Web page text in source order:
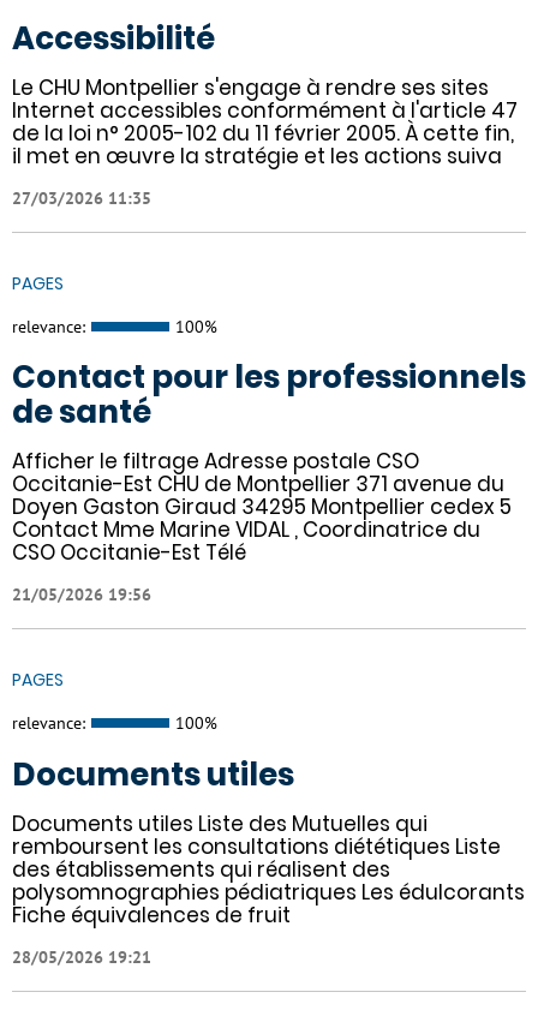
Accessibilité
Le CHU Montpellier s'engage à rendre ses sites
Internet accessibles conformément à l'article 47
de la loi n° 2005-102 du 11 février 2005. À cette fin,
il met en œuvre la stratégie et les actions suiva
27/03/2026 11:35
PAGES
relevance: 100%
Contact pour les professionnels
de santé
Afficher le filtrage Adresse postale CSO
Occitanie-Est CHU de Montpellier 371 avenue du
Doyen Gaston Giraud 34295 Montpellier cedex 5
Contact Mme Marine VIDAL , Coordinatrice du
CSO Occitanie-Est Télé
21/05/2026 19:56
PAGES
relevance: 100%
Documents utiles
Documents utiles Liste des Mutuelles qui
remboursent les consultations diététiques Liste
des établissements qui réalisent des
polysomnographies pédiatriques Les édulcorants
Fiche équivalences de fruit
28/05/2026 19:21